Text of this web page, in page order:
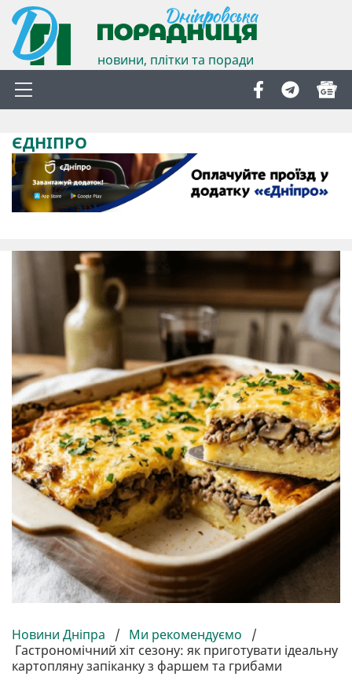
новини, плітки та поради
ЄДНІПРО
Новини Дніпра / Ми рекомендуємо
/
Гастрономічний хіт сезону: як приготувати ідеальну
картопляну запіканку з фаршем та грибами